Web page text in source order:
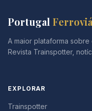
Portugal
A maior plataforma
Revista Trainspotter,
EXPLORAR
Trainspotter